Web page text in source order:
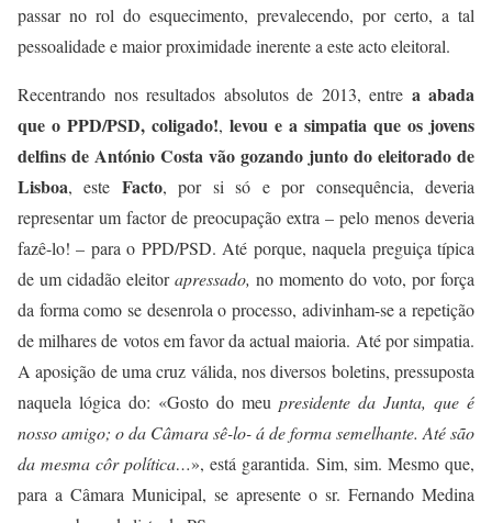
passar no rol do esquecimento, prevalecendo, por certo, a tal
pessoalidade e maior proximidade inerente a este acto eleitoral.
Recentrando nos resultados absolutos de 2013, entre a abada
que o PPD/PSD, coligado!, levou e a simpatia que os jovens
delfins de António Costa vão gozando junto do eleitorado de
Lisboa, este Facto, por si só e por consequência, deveria
representar um factor de preocupação extra – pelo menos deveria
fazê-lo! – para o PPD/PSD. Até porque, naquela preguiça típica
de um cidadão eleitorapressado, no momento do voto, por força
da forma como se desenrola o processo, adivinham-se a repetição
de milhares de votos em favor da actual maioria. Até por simpatia.
A aposição de uma cruz válida, nos diversos boletins, pressuposta
naquela lógica do: «Gosto do meu presidente da Junta, que é
nosso amigo; o da Câmara sê-lo- á de forma semelhante. Até são
da mesma côr política…», está garantida. Sim, sim. Mesmo que,
para a Câmara Municipal, se apresente o sr. Fernando Medina